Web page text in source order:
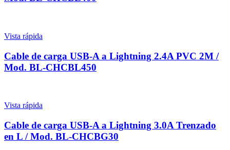
Vista rápida
Cable de carga USB-A a Lightning 2.4A PVC 2M /
Mod. BL-CHCBL450
Vista rápida
Cable de carga USB-A a Lightning 3.0A Trenzado
en L / Mod. BL-CHCBG30